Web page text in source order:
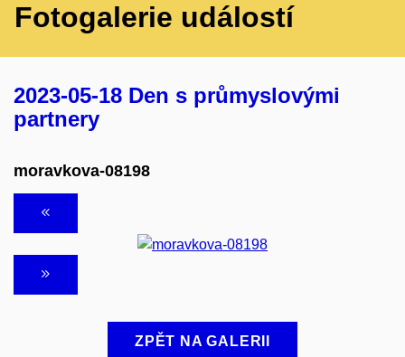
Fotogalerie událostí
2023-05-18 Den s průmyslovými
partnery
moravkova-08198
ZPĚT NA GALERII